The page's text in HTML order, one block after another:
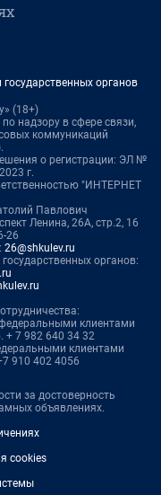
органов
(18+)
надзору в сфере связи,
коммуникаций
о регистрации: ЭЛ №
г.
"ИНТЕРНЕТ
Павлович
Ленина, 26А, стр.2, 16
26
26@shkulev.ru
органов:
клиентами
+ 7 982 640 34 32
клиентами
910 402 4056
за достоверность
объявлениях.
cookies